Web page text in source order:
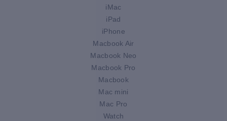
iMac
iPad
iPhone
Macbook Air
Macbook Neo
Macbook Pro
Macbook
Mac mini
Mac Pro
Watch